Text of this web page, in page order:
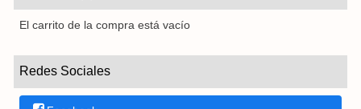
El carrito de la compra está vacío
Redes Sociales